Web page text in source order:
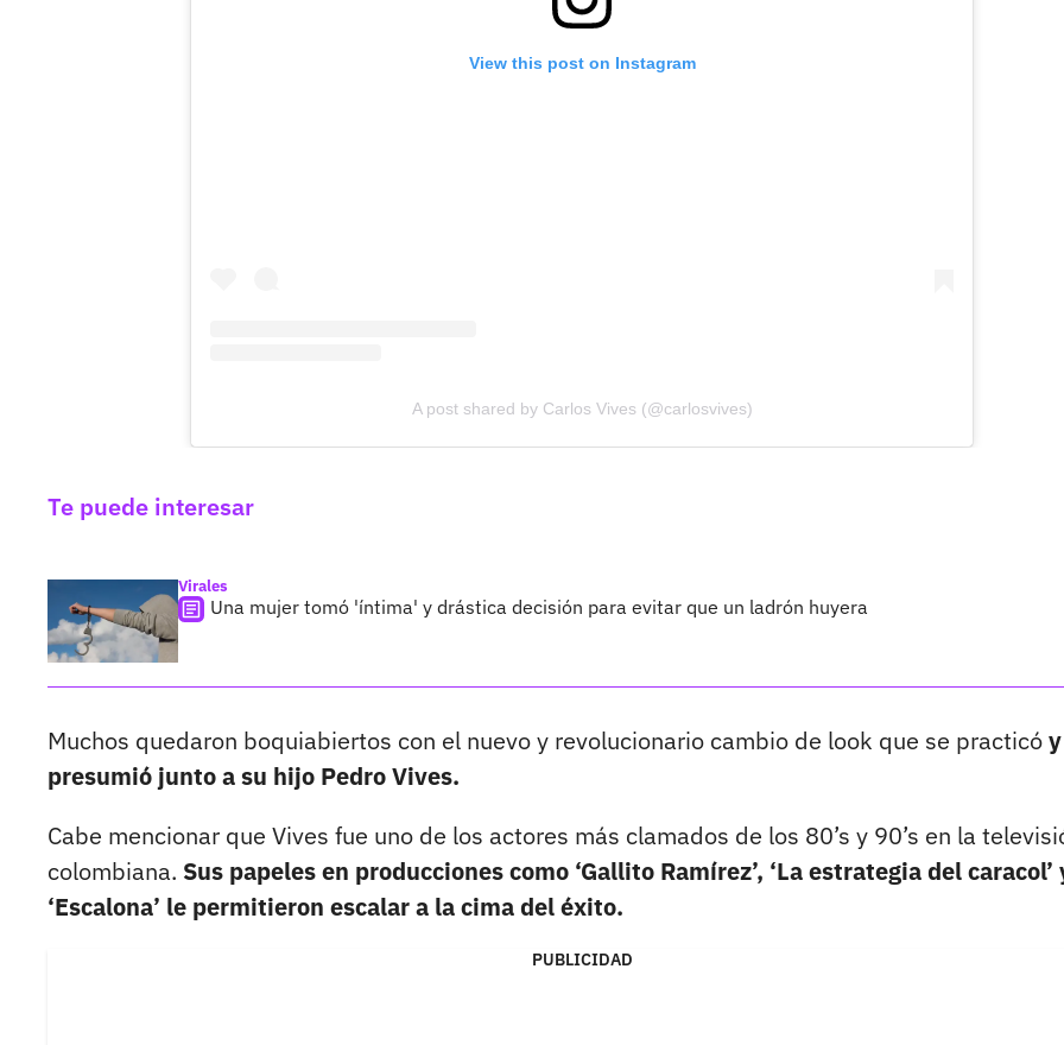
View this post on Instagram
A post shared by Carlos Vives (@carlosvives)
Te puede interesar
Virales
Una mujer tomó 'íntima' y drástica decisión para evitar que un ladrón huyera
Muchos quedaron boquiabiertos con el nuevo y revolucionario cambio de look que se practicó
presumió junto a su hijo Pedro Vives.
Cabe mencionar que Vives fue uno de los actores más clamados de los 80’s y 90’s en la
colombiana. Sus papeles en producciones como ‘Gallito Ramírez’, ‘La estrategia del caracol’
‘Escalona’ le permitieron escalar a la cima del éxito.
PUBLICIDAD